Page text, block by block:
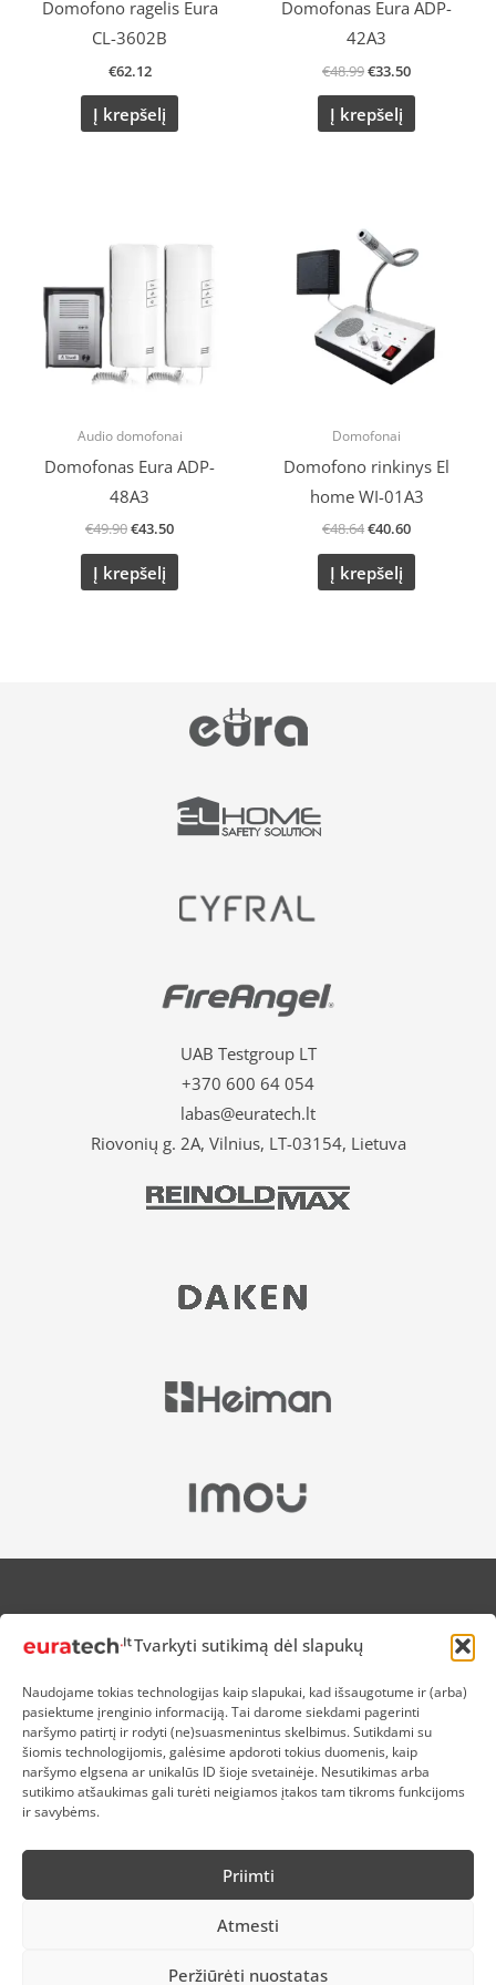
Tvarkyti sutikimą dėl slapukų
Naudojame tokias technologijas kaip slapukai, kad išsaugotume ir (arba)
pasiektume įrenginio informaciją. Tai darome siekdami pagerinti
naršymo patirtį ir rodyti (ne)suasmenintus skelbimus. Sutikdami su
šiomis technologijomis, galėsime apdoroti tokius duomenis, kaip
naršymo elgsena ar unikalūs ID šioje svetainėje. Nesutikimas arba
sutikimo atšaukimas gali turėti neigiamos įtakos tam tikroms funkcijoms
ir savybėms.
Priimti
Atmesti
Peržiūrėti nuostatas
Domofono ragelis Eura
CL-3602B
€62.12
Į krepšelį
Domofonas Eura ADP-
42A3
€48.99€33.50
Į krepšelį
Audio domofonai
Domofonas Eura ADP-
48A3
€49.90
was:
€43.50
Į krepšelį
Domofonai
Domofono rinkinys El
home WI-01A3
€48.64
price
was:
€48.64.
€40.60
is:
€40.60.
Į krepšelį
UAB Testgroup LT
+370 600 64 054
labas@euratech.lt
Riovonių g. 2A, Vilnius, LT-03154, Lietuva
APIE MUS
NUOLAIDOS HEROJAMS
PREKIŲ IR PINIGŲ GRĄŽINIMAS
ATSISKAITYMAS
D.U.K
KOKYBĖS POLITIKA
SLAPUKŲ POLITIKA
SĄLYGOS IR TAISYKLĖS
ELEKTRONIKOS RŪŠIAVIMAS